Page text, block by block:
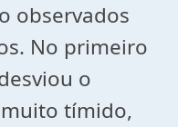
observados
No primeiro
o
tímido,